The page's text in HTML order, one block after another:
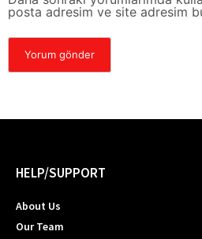
posta adresim ve site adresim
HELP/SUPPORT
About Us
Our Team